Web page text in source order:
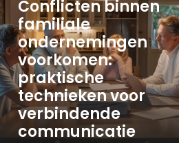
Conflicten binnen
familiale
ondernemingen
voorkomen:
praktische
technieken voor
verbindende
communicatie